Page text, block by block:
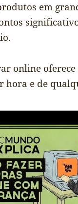
em
online
hora e de